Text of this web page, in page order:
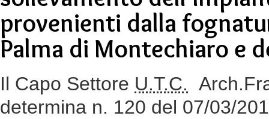
provenienti dalla
Palma di Montechiaro e
Il Capo Settore U.T.C.
determina n. 120 del 07/03/